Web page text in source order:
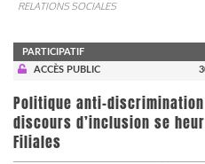
RELATIONS SOCIALES
PARTICIPATIF
ACCÈS PUBLIC
Politique anti-discrimination
discours d’inclusion se
Filiales